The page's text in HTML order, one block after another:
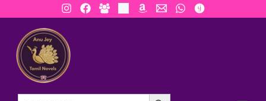
to
content
Search Button